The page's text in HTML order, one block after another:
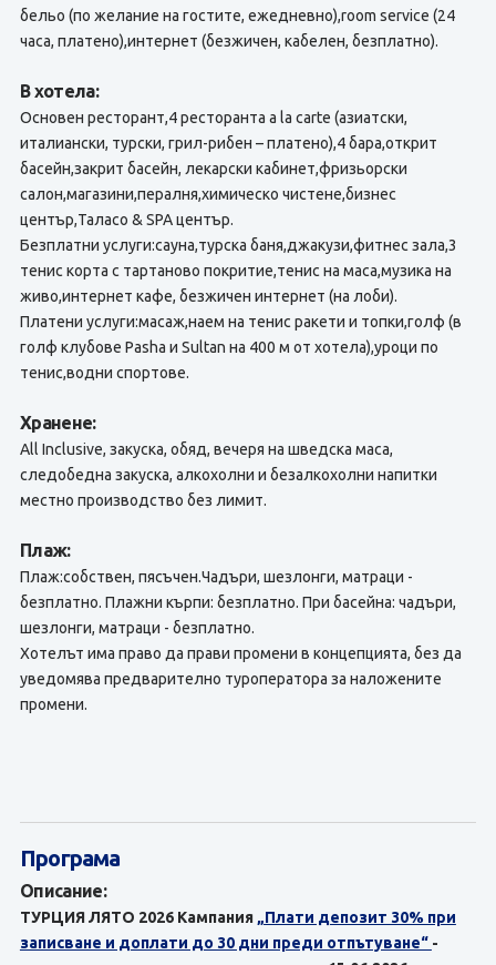
бельо (по желание на гостите, ежедневно),room service (24
часа, платено),интернет (безжичен, кабелен, безплатно).
В хотела:
Основен ресторант,4 ресторанта a la carte (азиатски,
италиански, турски, грил-рибен – платено),4 бара,открит
басейн,закрит басейн, лекарски кабинет,фризьорски
салон,магазини,пералня,химическо чистене,бизнес
център,Таласо & SPA център.
Безплатни услуги:сауна,турска баня,джакузи,фитнес зала,3
тенис корта с тартаново покритие,тенис на маса,музика на
живо,интернет кафе, безжичен интернет (на лоби).
Платени услуги:масаж,наем на тенис ракети и топки,голф (в
голф клубове Pasha и Sultan на 400 м от хотела),уроци по
тенис,водни спортове.
Хранене:
All Inclusive, закуска, обяд, вечеря на шведска маса,
следобедна закуска, алкохолни и безалкохолни напитки
местно производство без лимит.
Плаж:
Плаж:собствен, пясъчен.Чадъри, шезлонги, матраци -
безплатно. Плажни кърпи: безплатно. При басейна: чадъри,
шезлонги, матраци - безплатно.
Хотелът има право да прави промени в концепцията, без да
уведомява предварително туроператора за наложените
промени.
Програма
Описание:
ТУРЦИЯ ЛЯТО 2026 Кампания „Плати депозит 30% при
записване и доплати до 30 дни преди отпътуване“ -